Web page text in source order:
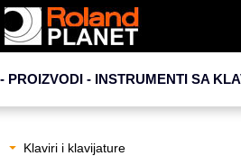
- PROIZVODI - INSTRUMENTI SA
Klaviri i klavijature